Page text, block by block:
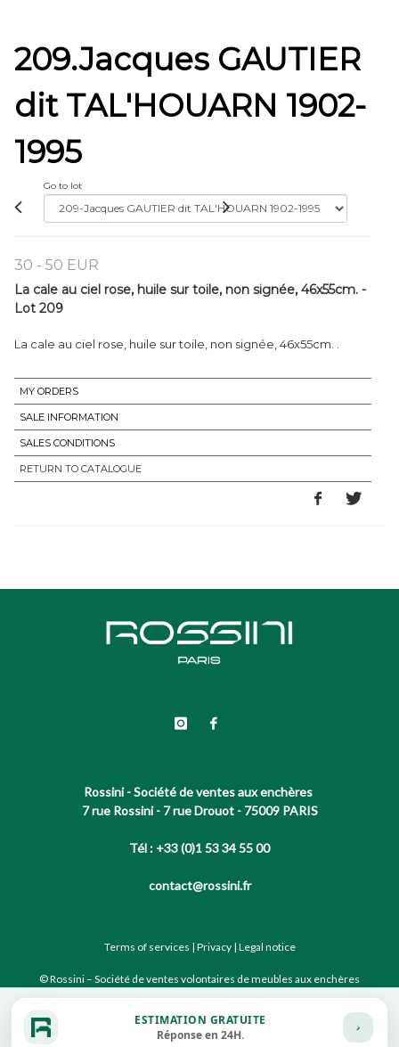
209.Jacques GAUTIER
dit TAL'HOUARN 1902-
1995
Go to lot
30 - 50 EUR
La cale au ciel rose, huile sur toile, non signée, 46x55cm. -
Lot 209
La cale au ciel rose, huile sur toile, non signée, 46x55cm. .
MY ORDERS
SALE INFORMATION
SALES CONDITIONS
RETURN TO CATALOGUE
Rossini - Société de ventes aux enchères
7 rue Rossini - 7 rue Drouot - 75009 PARIS
Tél : +33 (0)1 53 34 55 00
contact@rossini.fr
Terms of services | Privacy| Legal notice
© Rossini – Société de ventes volontaires de meubles aux enchères
Site conçu par notre partenaire
ESTIMATION GRATUITE
Réponse en 24H.